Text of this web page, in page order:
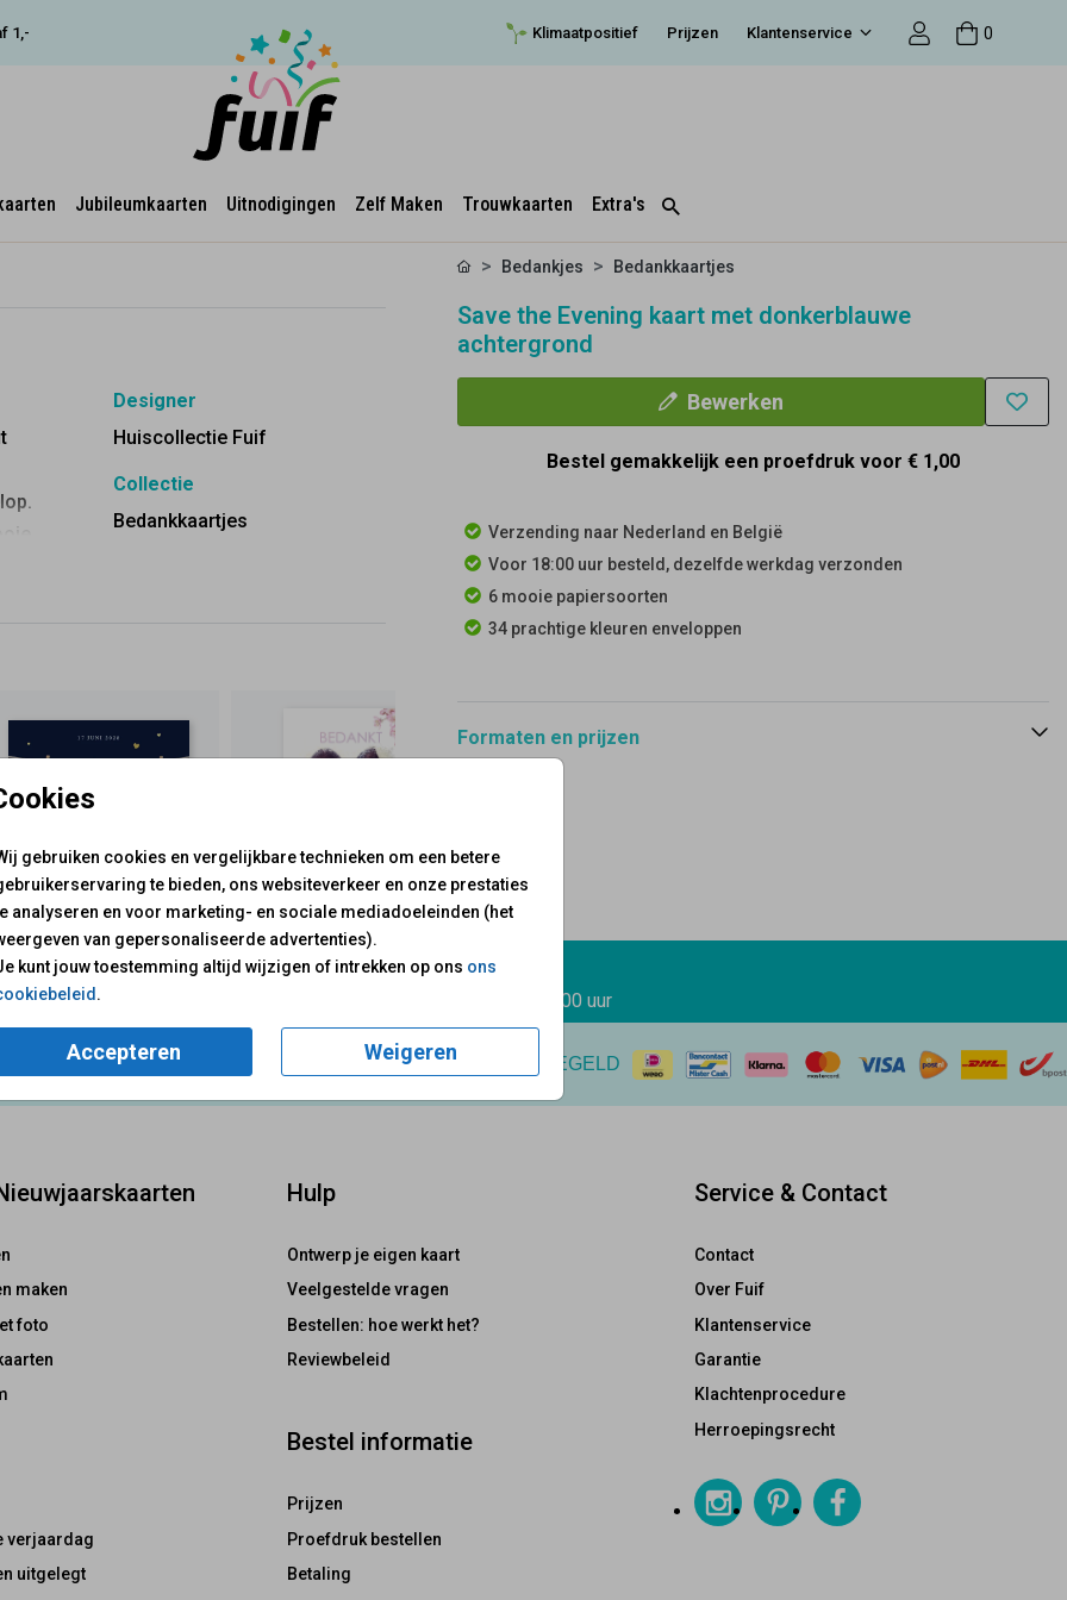
1,- Klimaatpositief Prijzen Klantenservice 0
Jubileumkaarten Uitnodigingen Zelf Maken Trouwkaarten Extra's
gebruiken cookies en vergelijkbare technieken om een betere
te bieden, ons websiteverkeer en onze prestaties
analyseren en voor marketing- en sociale mediadoeleinden (het
van gepersonaliseerde advertenties).
kunt jouw toestemming altijd wijzigen of intrekken op ons ons
.
Accepteren Weigeren
Designer
Huiscollectie Fuif
Collectie
Bedankkaartjes
Bedankjes Bedankkaartjes
Save the Evening kaart met donkerblauwe
achtergrond
Bewerken
Bestel gemakkelijk een proefdruk voor € 1,00
Verzending naar Nederland en België
Voor 18:00 uur besteld, dezelfde werkdag verzonden
6 mooie papiersoorten
34 prachtige kleuren enveloppen
Formaten en prijzen
je klaar! Mail ons:info@fuif.nl
10.00 - 17.00 uur
GOED GEREGELD
maken
foto
verjaardag
uitgelegt
Hulp
Ontwerp je eigen kaart
Veelgestelde vragen
Bestellen: hoe werkt het?
Reviewbeleid
Bestel informatie
Prijzen
Proefdruk bestellen
Betaling
Service & Contact
Contact
Over Fuif
Klantenservice
Garantie
Klachtenprocedure
Herroepingsrecht